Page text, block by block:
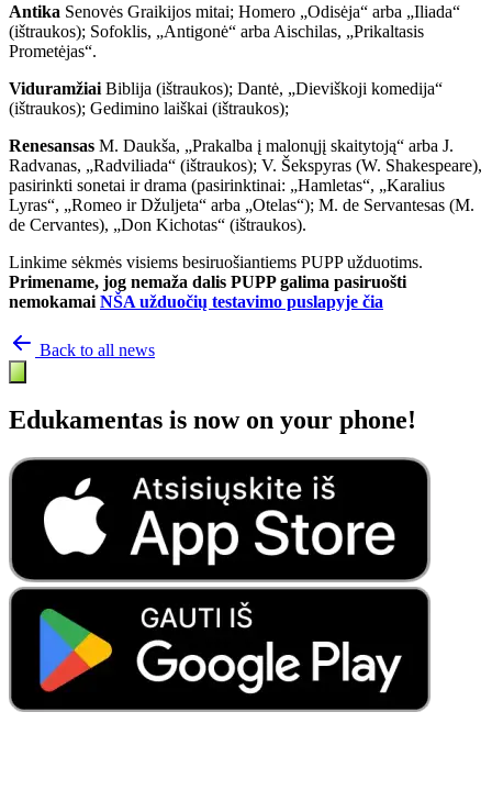
Antika Senovės Graikijos mitai; Homero „Odisėja“ arba „Iliada“
(ištraukos); Sofoklis, „Antigonė“ arba Aischilas, „Prikaltasis
Prometėjas“.
Viduramžiai Biblija (ištraukos); Dantė, „Dieviškoji komedija“
(ištraukos); Gedimino laiškai (ištraukos);
Renesansas M. Daukša, „Prakalba į malonųjį skaitytoją“ arba J.
Radvanas, „Radviliada“ (ištraukos); V. Šekspyras (W. Shakespeare),
pasirinkti sonetai ir drama (pasirinktinai: „Hamletas“, „Karalius
Lyras“, „Romeo ir Džuljeta“ arba „Otelas“); M. de Servantesas (M.
de Cervantes), „Don Kichotas“ (ištraukos).
Linkime sėkmės visiems besiruošiantiems PUPP užduotims.
Primename, jog nemaža dalis PUPP galima pasiruošti
nemokamai NŠA užduočių testavimo puslapyje čia
Back to all news
Edukamentas is now on your phone!